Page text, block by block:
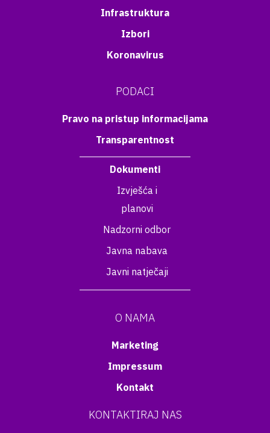
Infrastruktura
Izbori
Koronavirus
PODACI
Pravo na pristup informacijama
Transparentnost
Dokumenti
Izvješća i
planovi
Nadzorni odbor
Javna nabava
Javni natječaji
O NAMA
Marketing
Impressum
Kontakt
KONTAKTIRAJ NAS